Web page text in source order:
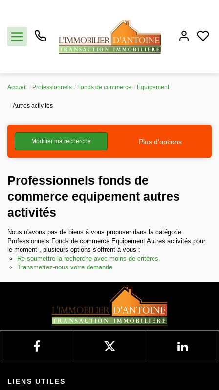
Acheter
Vendre
Estimation
Notre agence
Partenaires
Nos avis
Contact
Accueil Professionnels Fonds de commerce Equipement
Autres activités
Modifier ma recherche Plus d'options
Professionnels fonds de
commerce equipement autres
activités
Nous n'avons pas de biens à vous proposer dans la catégorie
Professionnels Fonds de commerce Equipement Autres activités pour
le moment , plusieurs options s'offrent à vous :
Re-soumettre la recherche avec moins de critères.
Transmettez-nous votre demande
LIENS UTILES